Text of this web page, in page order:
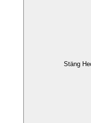
Stäng